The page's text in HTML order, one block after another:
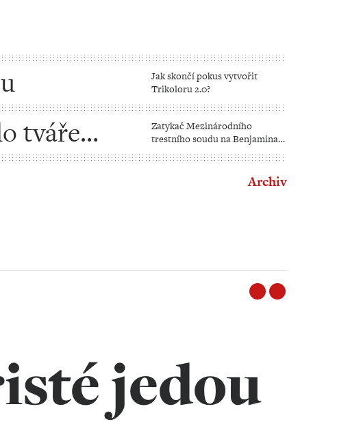
Jak skončí pokus vytvořit
Trikoloru 2.0?
tváře
Zatykač Mezinárodního
trestního soudu na Benjamina
Netanjahua
Archiv
jedou